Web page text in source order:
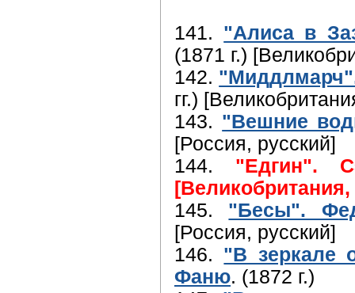
141. "Алиса в
(1871 г.)
142.
гг.)
143. "Вешние
[Россия, русский]
144. "Едгин".
[Великобритания,
145. "Бесы".
[Россия, русский]
146. "В зеркале
Фаню. (1872 г.)